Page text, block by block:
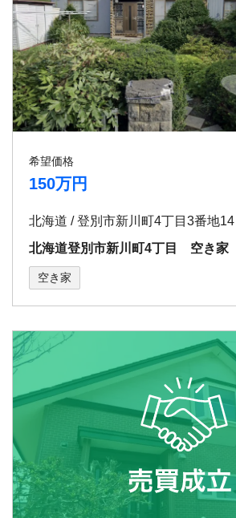
希望価格
150万円
北海道 / 登別市新川町4丁目3番地14
北海道登別市新川町4丁目 空き家
空き家